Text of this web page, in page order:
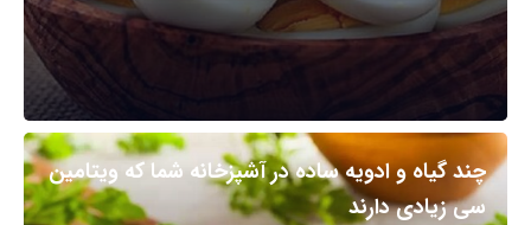
چند گیاه و ادویه ساده در آشپزخانه شما که ویتامین
سی زیادی دارند